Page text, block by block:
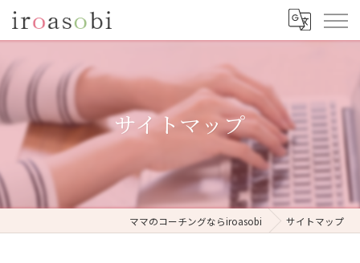
サイトマップ
ママのコーチングならiroasobi サイトマップ